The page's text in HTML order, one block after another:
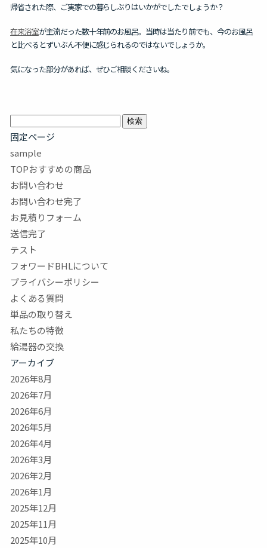
帰省された際、ご実家での暮らしぶりはいかがでしたでしょうか？
在来浴室が主流だった数十年前のお風呂。当時は当たり前でも、今のお風呂
と比べるとずいぶん不便に感じられるのではないでしょうか。
気になった部分があれば、ぜひご相談くださいね。
検
索:
固定ページ
sample
TOPおすすめの商品
お問い合わせ
お問い合わせ完了
お見積りフォーム
送信完了
テスト
フォワードBHLについて
プライバシーポリシー
よくある質問
単品の取り替え
私たちの特徴
給湯器の交換
アーカイブ
2026年8月
2026年7月
2026年6月
2026年5月
2026年4月
2026年3月
2026年2月
2026年1月
2025年12月
2025年11月
2025年10月